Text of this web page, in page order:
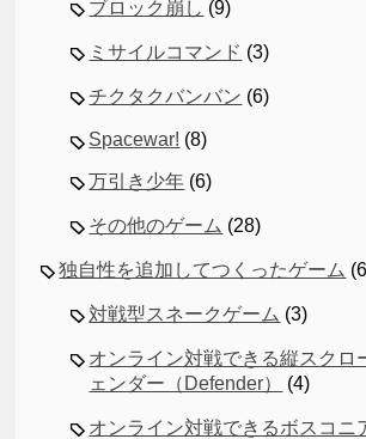
ブロック崩し (9)
ミサイルコマンド (3)
チクタクバンバン (6)
Spacewar! (8)
万引き少年 (6)
その他のゲーム (28)
独自性を追加してつくったゲーム
対戦型スネークゲーム (3)
オンライン対戦できる縦スクロ
ェンダー（Defender）
(4)
オンライン対戦できるボスコニ